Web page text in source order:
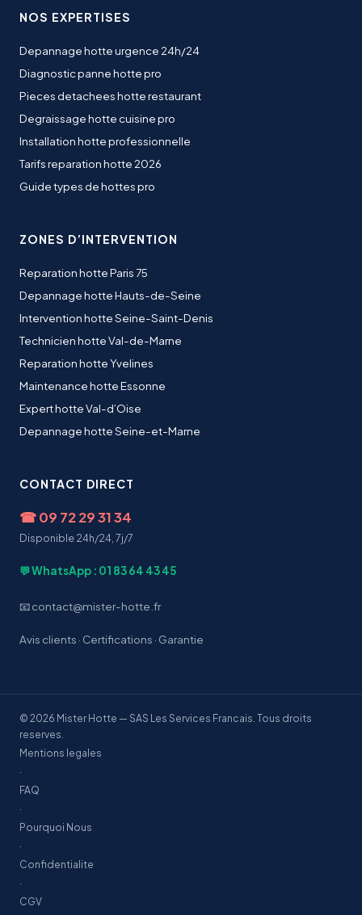
NOS EXPERTISES
Depannage hotte urgence 24h/24
Diagnostic panne hotte pro
Pieces detachees hotte restaurant
Degraissage hotte cuisine pro
Installation hotte professionnelle
Tarifs reparation hotte 2026
Guide types de hottes pro
ZONES D’INTERVENTION
Reparation hotte Paris 75
Depannage hotte Hauts-de-Seine
Intervention hotte Seine-Saint-Denis
Technicien hotte Val-de-Marne
Reparation hotte Yvelines
Maintenance hotte Essonne
Expert hotte Val-d’Oise
Depannage hotte Seine-et-Marne
CONTACT DIRECT
☎09 72 29 31 34
Disponible 24h/24, 7j/7
💬 WhatsApp : 01 83 64 43 45
📧 contact@mister-hotte.fr
Avis clients · Certifications · Garantie
© 2026 Mister Hotte — SAS Les Services Francais. Tous droits
reserves.
Mentions legales
·
FAQ
·
Pourquoi Nous
·
Confidentialite
·
CGV